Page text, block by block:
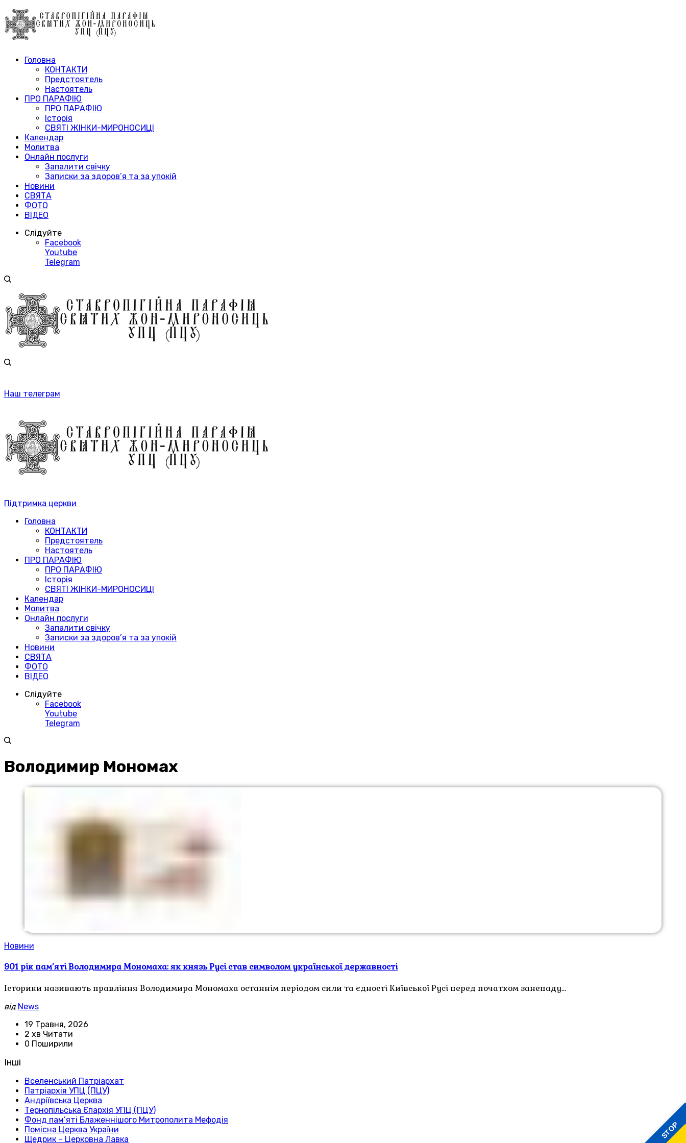
STOP
Головна
КОНТАКТИ
Предстоятель
Настоятель
ПРО ПАРАФІЮ
ПРО ПАРАФІЮ
Історія
СВЯТІ ЖІНКИ-МИРОНОСИЦІ
Календар
Молитва
Онлайн послуги
Запалити свічку
Записки за здоров’я та за упокій
Новини
СВЯТА
ФОТО
ВІДЕО
Слідуйте
Facebook
Youtube
Telegram
Наш телеграм
Підтримка церкви
Головна
КОНТАКТИ
Предстоятель
Настоятель
ПРО ПАРАФІЮ
ПРО ПАРАФІЮ
Історія
СВЯТІ ЖІНКИ-МИРОНОСИЦІ
Календар
Молитва
Онлайн послуги
Запалити свічку
Записки за здоров’я та за упокій
Новини
СВЯТА
ФОТО
ВІДЕО
Слідуйте
Facebook
Youtube
Telegram
Володимир Мономах
Новини
901 рік пам’яті Володимира Мономаха: як князь Русі став символом української державності
Історики називають правління Володимира Мономаха останнім періодом сили та єдності Київської Русі перед початком занепаду…
від News
19 Травня, 2026
2 хв Читати
0 Поширили
Інші
Вселенський Патріархат
Патріархія УПЦ (ПЦУ)
Андріївська Церква
Тернопільська Єпархія УПЦ (ПЦУ)
Фонд пам’яті Блаженнішого Митрополита Мефодія
Помісна Церква України
Щедрик – Церковна Лавка